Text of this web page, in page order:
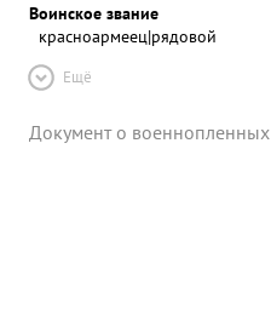
Воинское звание
красноармеец|рядовой
Ещё
Документ о военнопленных